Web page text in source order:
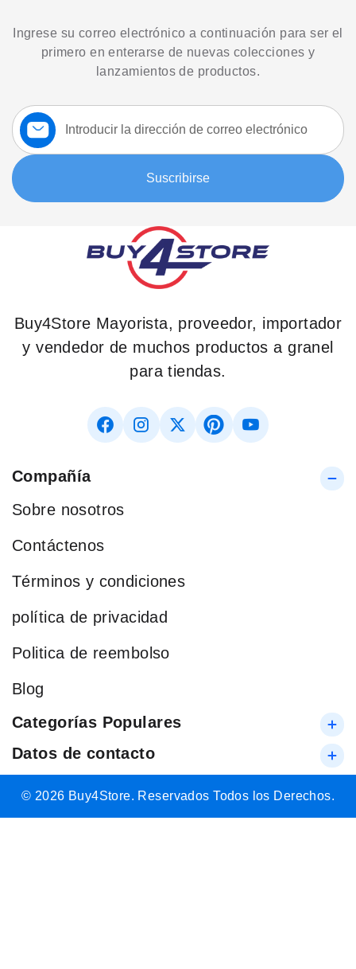
Ingrese su correo electrónico a continuación para ser el
primero en enterarse de nuevas colecciones y
lanzamientos de productos.
Suscríbase
a
nuestro
boletín:
Suscribirse
Buy4Store Mayorista, proveedor, importador
y vendedor de muchos productos a granel
para tiendas.
Compañía
Sobre nosotros
Contáctenos
Términos y condiciones
política de privacidad
Politica de reembolso
Blog
Categorías Populares
Datos de contacto
© 2026 Buy4Store. Reservados Todos los Derechos.